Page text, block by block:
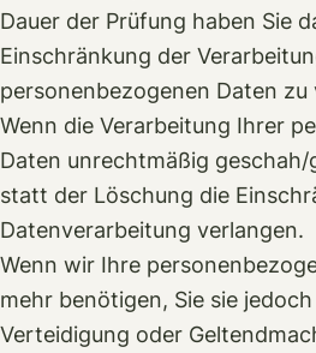
Dauer der Prüfung haben Sie
Einschränkung der
personenbezogenen Daten zu
Wenn die Verarbeitung Ihrer
Daten unrechtmäßig
statt der Löschung die
Datenverarbeitung verlangen.
Wenn wir Ihre
mehr benötigen, Sie sie
Verteidigung oder